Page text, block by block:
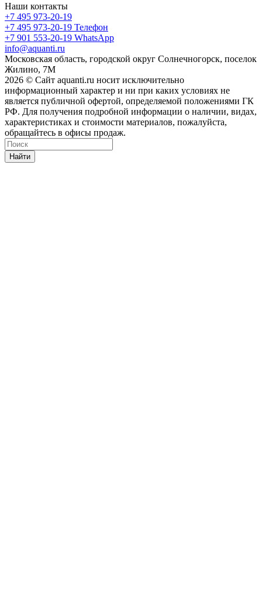
Наши контакты
+7 495 973-20-19
+7 495 973-20-19 Телефон
+7 901 553-20-19 WhatsApp
info@aquanti.ru
Московская область, городской округ Солнечногорск, поселок
Жилино, 7М
2026 © Сайт aquanti.ru носит исключительно
информационный характер и ни при каких условиях не
является публичной офертой, определяемой положениями ГК
РФ. Для получения подробной информации о наличии, видах,
характеристиках и стоимости материалов, пожалуйста,
обращайтесь в офисы продаж.
Найти